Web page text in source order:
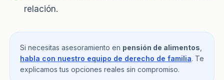
relación.
Si necesitas asesoramiento en pensión de alimentos
habla con nuestro equipo de derecho de familia. Te
explicamos tus opciones reales sin compromiso.